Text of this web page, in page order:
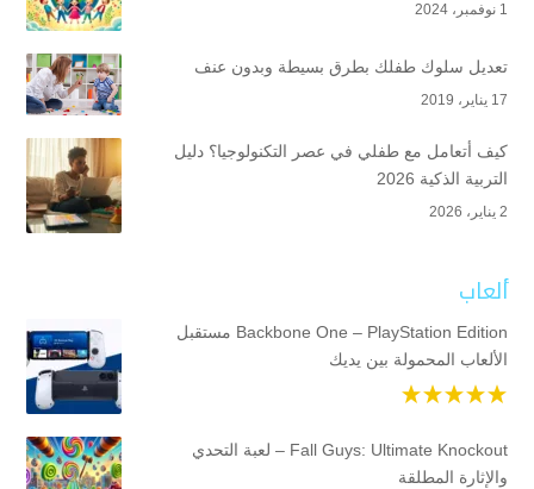
1 نوفمبر، 2024
تعديل سلوك طفلك بطرق بسيطة وبدون عنف
17 يناير، 2019
كيف أتعامل مع طفلي في عصر التكنولوجيا؟ دليل
التربية الذكية 2026
2 يناير، 2026
ألعاب
Backbone One – PlayStation Edition مستقبل
الألعاب المحمولة بين يديك
Fall Guys: Ultimate Knockout – لعبة التحدي
والإثارة المطلقة